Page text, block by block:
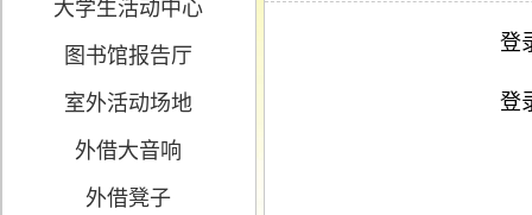
大学生活动中心
图书馆报告厅
室外活动场地
外借大音响
外借凳子
登
登